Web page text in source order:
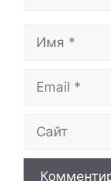
Имя
Email
Сайт